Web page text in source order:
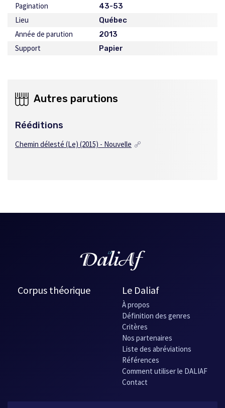
Pagination 43-53
Lieu Québec
Année de parution 2013
Support Papier
Autres parutions
Rééditions
Chemin délesté (Le) (2015) - Nouvelle
Corpus théorique Le Daliaf
À propos
Définition des genres
Critères
Nos partenaires
Liste des abréviations
Références
Comment utiliser le DALIAF
Contact